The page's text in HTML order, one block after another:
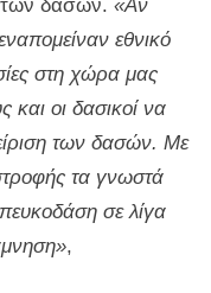
εθνικό
στη χώρα μας
και οι δασικοί να
των δασών. Με
τα γνωστά
σε λίγα
,